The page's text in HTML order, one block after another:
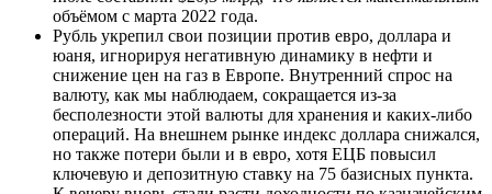
объёмом с марта 2022 года.
Рубль укрепил свои позиции против евро, доллара и
юаня, игнорируя негативную динамику в нефти и
снижение цен на газ в Европе. Внутренний спрос на
валюту, как мы наблюдаем, сокращается из-за
бесполезности этой валюты для хранения и каких-либо
операций. На внешнем рынке индекс доллара снижался,
но также потери были и в евро, хотя ЕЦБ повысил
ключевую и депозитную ставку на 75 базисных пункта.